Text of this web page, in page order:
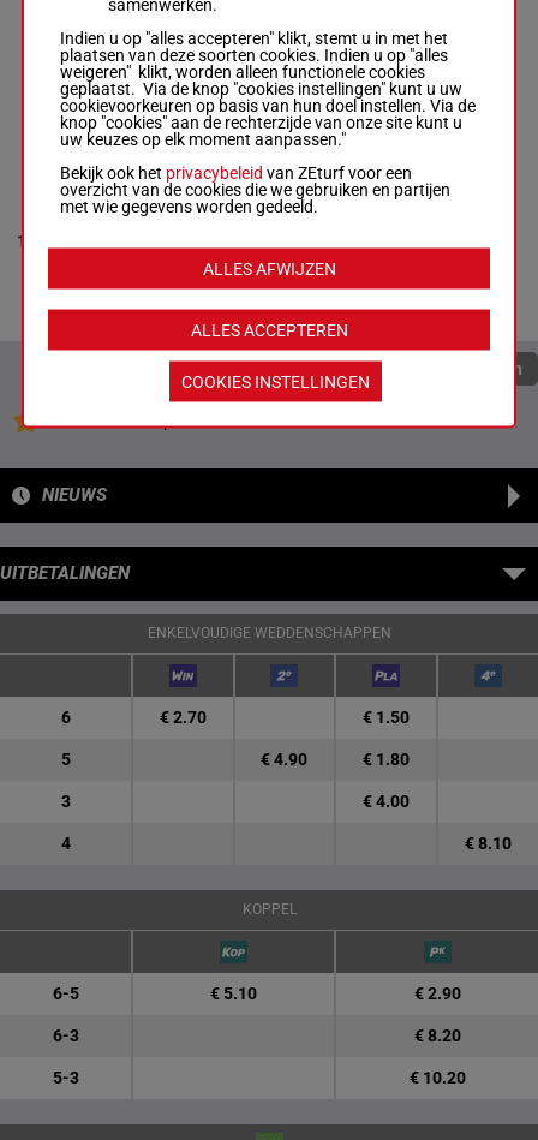
Guarato S.
1'13"5-
€ 67.918
(24) 9a 2a 3a
1a 1a 1a 1a
M/32700m€ 67.9183a 1a 1a
1a 1a 2a
10
MONICA
JISCE
Raffin E.-
Da Da (24) 1a
Da Da Da 1a
€ 68.850
Da Da
Da Da Da
1a
Quoteringen verversen
NIEUWS
UITBETALINGEN
ENKELVOUDIGE WEDDENSCHAPPEN
6 € 2.70 € 1.50
5 € 4.90 € 1.80
3 € 4.00
4 € 8.10
KOPPEL
6-5 € 5.10 € 2.90
6-3 € 8.20
5-3 € 10.20
Indien u op "alles accepteren" klikt, stemt u in met het
plaatsen van deze soorten cookies. Indien u op "alles
weigeren" klikt, worden alleen functionele cookies
geplaatst. Via de knop "cookies instellingen" kunt u uw
cookievoorkeuren op basis van hun doel instellen. Via de
knop "cookies" aan de rechterzijde van onze site kunt u
uw keuzes op elk moment aanpassen."
Bekijk ook het privacybeleid van ZEturf voor een
overzicht van de cookies die we gebruiken en partijen
met wie gegevens worden gedeeld.
ALLES ACCEPTEREN
ALLES AFWIJZEN
COOKIES INSTELLINGEN